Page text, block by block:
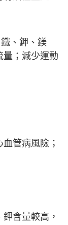
、鉀、鎂
量；減少運動
管病風險；
含量較高，